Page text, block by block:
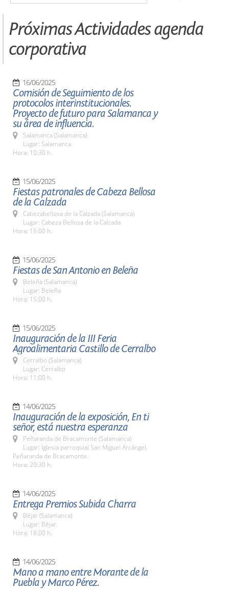
Próximas Actividades agenda
corporativa
16/06/2025
Comisión de Seguimiento de los
protocolos interinstitucionales.
Proyecto de futuro para Salamanca y
su área de influencia.
Salamanca (Salamanca)
Lugar: Salamanca
Hora: 10:30 h.
15/06/2025
Fiestas patronales de Cabeza Bellosa
de la Calzada
Cabezabellosa de la Calzada (Salamanca)
Lugar: Cabeza Bellosa de la Calzada
Hora: 15:00 h.
15/06/2025
Fiestas de San Antonio en Beleña
Beleña (Salamanca)
Lugar: Beleña
Hora: 15:00 h.
15/06/2025
Inauguración de la III Feria
Agroalimentaria Castillo de Cerralbo
Cerralbo (Salamanca)
Lugar: Cerralbo
Hora: 11:00 h.
14/06/2025
Inauguración de la exposición, En ti
señor, está nuestra esperanza
Peñaranda de Bracamonte (Salamanca)
Lugar: Iglesia parroquial San Miguel Arcángel.
Peñaranda de Bracamonte.
Hora: 20:30 h.
14/06/2025
Entrega Premios Subida Charra
Béjar (Salamanca)
Lugar: Béjar.
Hora: 18:00 h.
14/06/2025
Mano a mano entre Morante de la
Puebla y Marco Pérez.